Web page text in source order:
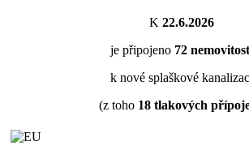
K 22.6.2026
je připojeno 72
k nové splaškové
(z toho 18tlakových